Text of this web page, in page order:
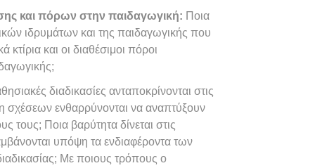
και πόρων στην παιδαγωγική: Ποια
ιδρυμάτων και της παιδαγωγικής που
και οι διαθέσιμοι πόροι
διαδικασίες ανταποκρίνονται στις
σχέσεων ενθαρρύνονται να αναπτύξουν
τους; Ποια βαρύτητα δίνεται στις
υπόψη τα ενδιαφέροντα των
Με ποιους τρόπους ο